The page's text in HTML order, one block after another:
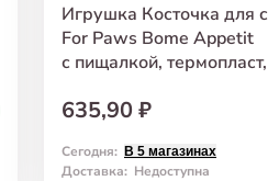
Игрушка Косточка для
For Paws Bome Appetit
с пищалкой,
635,90 ₽
Сегодня: В 5 магазинах
Доставка: Недоступна